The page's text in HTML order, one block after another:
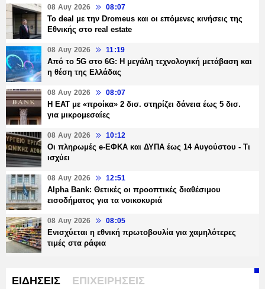
08 Αυγ 2026 08:07
Το deal με την Dromeus και οι επόμενες κινήσεις της
Εθνικής στο real estate
08 Αυγ 2026 11:19
Από το 5G στο 6G: Η μεγάλη τεχνολογική μετάβαση και
η θέση της Ελλάδας
08 Αυγ 2026 08:07
Η ΕΑΤ με «προίκα» 2 δισ. στηρίζει δάνεια έως 5 δισ.
για μικρομεσαίες
08 Αυγ 2026 10:12
Οι πληρωμές e-ΕΦΚΑ και ΔΥΠΑ έως 14 Αυγούστου - Τι
ισχύει
08 Αυγ 2026 12:51
Alpha Bank: Θετικές οι προοπτικές διαθέσιμου
εισοδήματος για τα νοικοκυριά
08 Αυγ 2026 08:05
Ενισχύεται η εθνική πρωτοβουλία για χαμηλότερες
τιμές στα ράφια
ΕΙΔΗΣΕΙΣ ΕΠΙΧΕΙΡΗΣΕΙΣ